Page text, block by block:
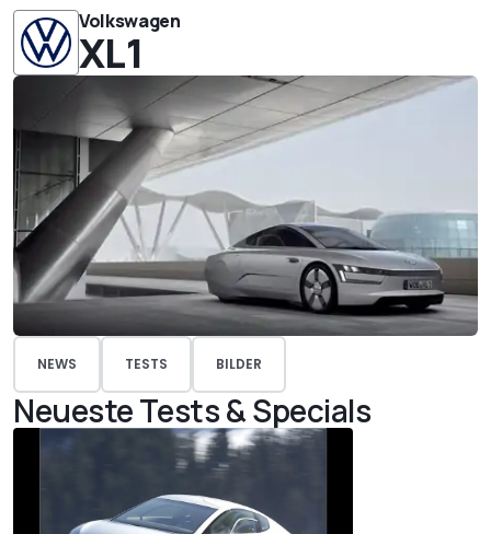
Volkswagen
XL1
NEWS TESTS BILDER
Neueste Tests & Specials